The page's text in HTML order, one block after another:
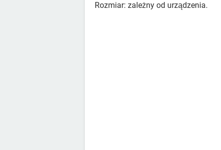
Rozmiar: zależny od urządzenia.